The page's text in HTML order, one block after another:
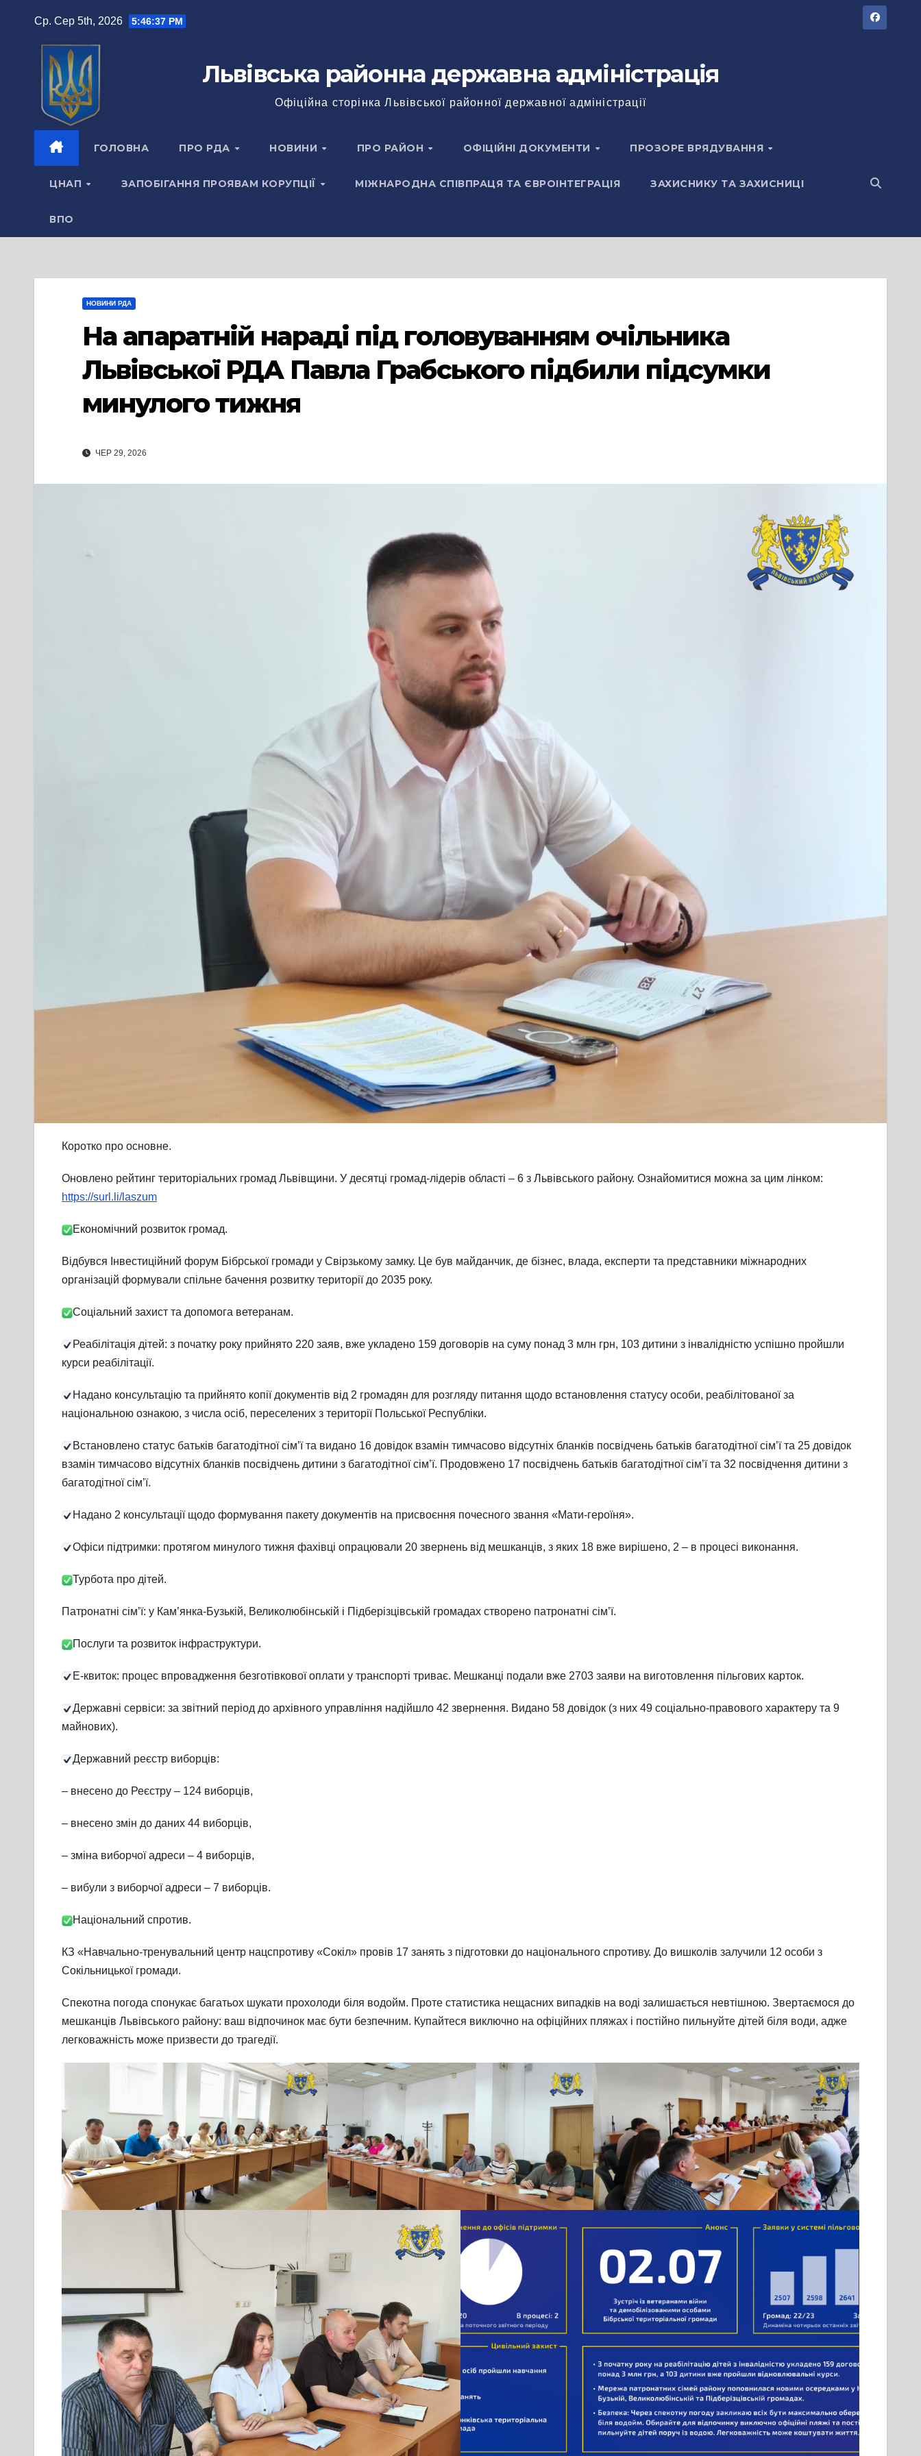
Ср. Сер 5th, 2026 5:46:38 PM
Львівська районна державна адміністрація
Офіційна сторінка Львівської районної державної адміністрації
ГОЛОВНА ПРО РДА НОВИНИ ПРО РАЙОН ОФІЦІЙНІ ДОКУМЕНТИ ПРОЗОРЕ ВРЯДУВАННЯ
ЦНАП ЗАПОБІГАННЯ ПРОЯВАМ КОРУПЦІЇ МІЖНАРОДНА СПІВПРАЦЯ ТА ЄВРОІНТЕГРАЦІЯ ЗАХИСНИКУ ТА ЗАХИСНИЦІ
ВПО
НОВИНИ РДА
На апаратній нараді під головуванням очільника
Львівської РДА Павла Грабського підбили підсумки
минулого тижня
ЧЕР 29, 2026
Коротко про основне.
Оновлено рейтинг територіальних громад Львівщини. У десятці громад-лідерів області – 6 з Львівського району. Ознайомитися можна за цим лінком:
https://surl.li/laszum
Економічний розвиток громад.
Відбувся Інвестиційний форум Бібрської громади у Свірзькому замку. Це був майданчик, де бізнес, влада, експерти та представники міжнародних
організацій формували спільне бачення розвитку території до 2035 року.
Соціальний захист та допомога ветеранам.
Реабілітація дітей: з початку року прийнято 220 заяв, вже укладено 159 договорів на суму понад 3 млн грн, 103 дитини з інвалідністю успішно пройшли
курси реабілітації.
Надано консультацію та прийнято копії документів від 2 громадян для розгляду питання щодо встановлення статусу особи, реабілітованої за
національною ознакою, з числа осіб, переселених з території Польської Республіки.
Встановлено статус батьків багатодітної сім’ї та видано 16 довідок взамін тимчасово відсутніх бланків посвідчень батьків багатодітної сім’ї та 25 довідок
взамін тимчасово відсутніх бланків посвідчень дитини з багатодітної сім’ї. Продовжено 17 посвідчень батьків багатодітної сім’ї та 32 посвідчення дитини з
багатодітної сім’ї.
Надано 2 консультації щодо формування пакету документів на присвоєння почесного звання «Мати-героїня».
Офіси підтримки: протягом минулого тижня фахівці опрацювали 20 звернень від мешканців, з яких 18 вже вирішено, 2 – в процесі виконання.
Турбота про дітей.
Патронатні сім’ї: у Кам’янка-Бузькій, Великолюбінській і Підберізцівській громадах створено патронатні сім’ї.
Послуги та розвиток інфраструктури.
Е-квиток: процес впровадження безготівкової оплати у транспорті триває. Мешканці подали вже 2703 заяви на виготовлення пільгових карток.
Державні сервіси: за звітний період до архівного управління надійшло 42 звернення. Видано 58 довідок (з них 49 соціально-правового характеру та 9
майнових).
Державний реєстр виборців:
– внесено до Реєстру – 124 виборців,
– внесено змін до даних 44 виборців,
– зміна виборчої адреси – 4 виборців,
– вибули з виборчої адреси – 7 виборців.
Національний спротив.
КЗ «Навчально-тренувальний центр нацспротиву «Сокіл» провів 17 занять з підготовки до національного спротиву. До вишколів залучили 12 особи з
Сокільницької громади.
Спекотна погода спонукає багатьох шукати прохолоди біля водойм. Проте статистика нещасних випадків на воді залишається невтішною. Звертаємося до
мешканців Львівського району: ваш відпочинок має бути безпечним. Купайтеся виключно на офіційних пляжах і постійно пильнуйте дітей біля води, адже
легковажність може призвести до трагедії.